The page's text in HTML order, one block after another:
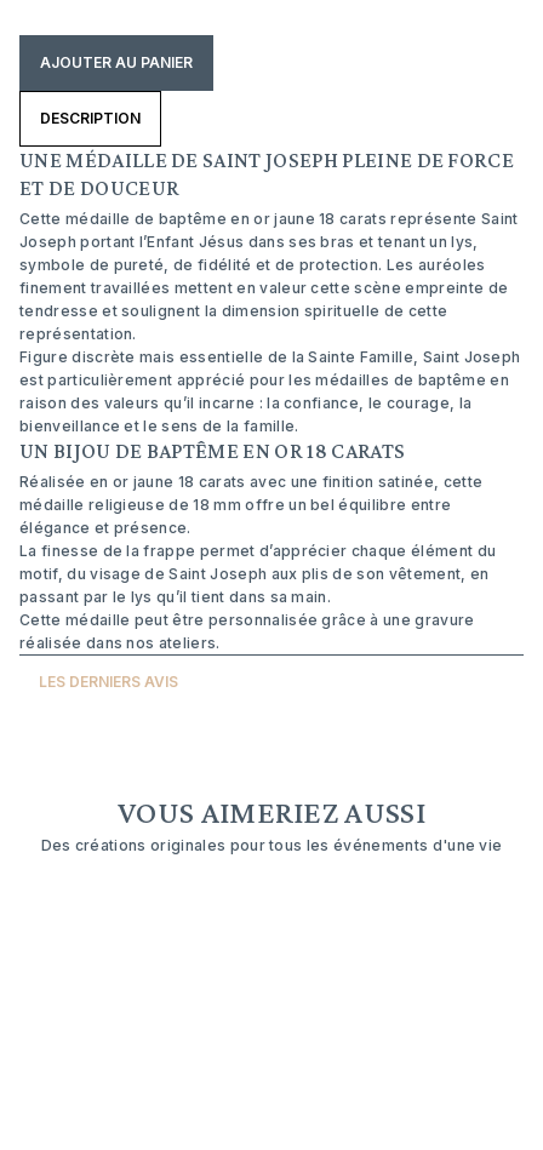
AJOUTER AU PANIER
DESCRIPTION
UNE MÉDAILLE DE SAINT JOSEPH PLEINE DE FORCE
ET DE DOUCEUR
Cette médaille de baptême en or jaune 18 carats représente Saint
Joseph portant l’Enfant Jésus dans ses bras et tenant un lys,
symbole de pureté, de fidélité et de protection. Les auréoles
finement travaillées mettent en valeur cette scène empreinte de
tendresse et soulignent la dimension spirituelle de cette
représentation.
Figure discrète mais essentielle de la Sainte Famille, Saint Joseph
est particulièrement apprécié pour les médailles de baptême en
raison des valeurs qu’il incarne : la confiance, le courage, la
bienveillance et le sens de la famille.
UN BIJOU DE BAPTÊME EN OR 18 CARATS
Réalisée en or jaune 18 carats avec une finition satinée, cette
médaille religieuse de 18 mm offre un bel équilibre entre
élégance et présence.
La finesse de la frappe permet d’apprécier chaque élément du
motif, du visage de Saint Joseph aux plis de son vêtement, en
passant par le lys qu’il tient dans sa main.
Cette médaille peut être personnalisée grâce à une gravure
réalisée dans nos ateliers.
LES DERNIERS AVIS
VOUS AIMERIEZ AUSSI
Des créations originales pour tous les événements d'une vie